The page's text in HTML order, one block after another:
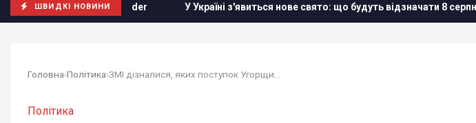
ШВИДКІ НОВИНИ
- Business Insider У Україні з'явиться нове свято: що будуть відзначати 8 серпня
Головна›Політика›
Політика